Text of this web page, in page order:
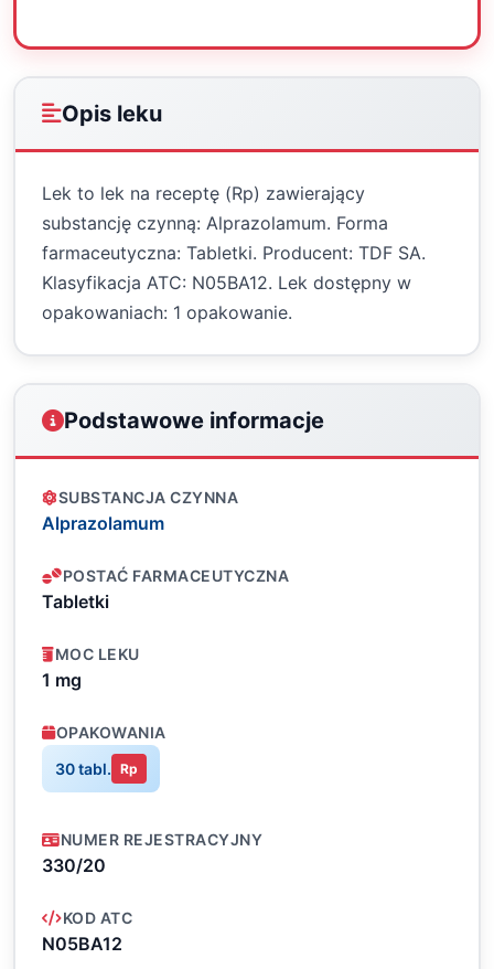
Opis leku
Lek to lek na receptę (Rp) zawierający
substancję czynną: Alprazolamum. Forma
farmaceutyczna: Tabletki. Producent: TDF SA.
Klasyfikacja ATC: N05BA12. Lek dostępny w
opakowaniach: 1 opakowanie.
Podstawowe informacje
SUBSTANCJA CZYNNA
Alprazolamum
POSTAĆ FARMACEUTYCZNA
Tabletki
MOC LEKU
1 mg
OPAKOWANIA
30 tabl. Rp
NUMER REJESTRACYJNY
330/20
KOD ATC
N05BA12